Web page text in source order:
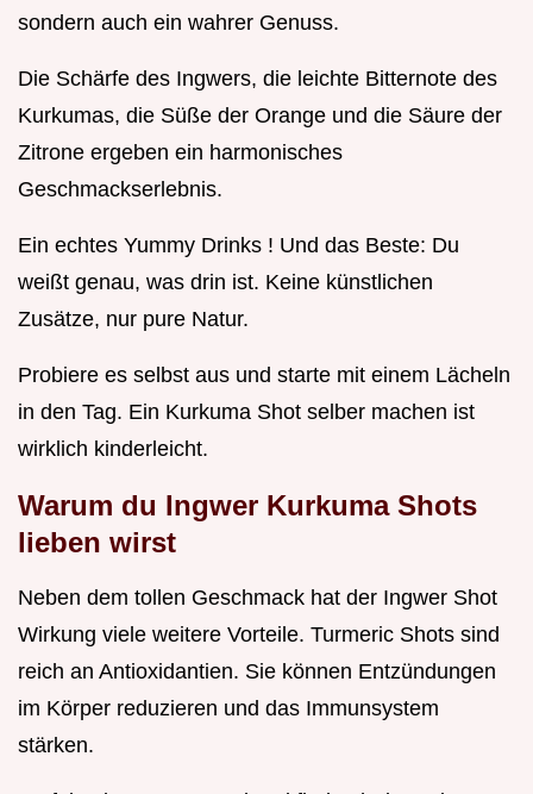
sondern auch ein wahrer Genuss.
Die Schärfe des Ingwers, die leichte Bitternote des
Kurkumas, die Süße der Orange und die Säure der
Zitrone ergeben ein harmonisches
Geschmackserlebnis.
Ein echtes Yummy Drinks ! Und das Beste: Du
weißt genau, was drin ist. Keine künstlichen
Zusätze, nur pure Natur.
Probiere es selbst aus und starte mit einem Lächeln
in den Tag. Ein Kurkuma Shot selber machen ist
wirklich kinderleicht.
Warum du Ingwer Kurkuma Shots
lieben wirst
Neben dem tollen Geschmack hat der Ingwer Shot
Wirkung viele weitere Vorteile. Turmeric Shots sind
reich an Antioxidantien. Sie können Entzündungen
im Körper reduzieren und das Immunsystem
stärken.